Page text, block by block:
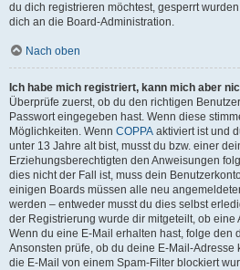
du dich registrieren möchtest, gesperrt
dich an die Board-Administration.
Nach oben
Ich habe mich registriert, kann mich aber
Überprüfe zuerst, ob du den richtigen
Passwort eingegeben hast. Wenn diese
Möglichkeiten. Wenn COPPA aktiviert ist und
unter 13 Jahre alt bist, musst du bzw. einer
Erziehungsberechtigten den Anweisungen
dies nicht der Fall ist, muss dein
einigen Boards müssen alle neu
werden – entweder musst du dies selbst
der Registrierung wurde dir mitgeteilt, ob eine
Wenn du eine E-Mail erhalten hast, folge den
Ansonsten prüfe, ob du deine E-Mail-
die E-Mail von einem Spam-Filter blockiert